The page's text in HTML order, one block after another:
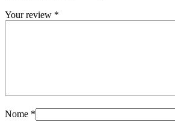
Your review *
Nome *